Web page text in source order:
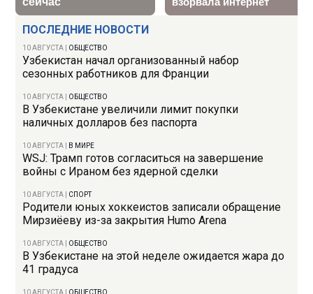
ПОСЛЕДНИЕ НОВОСТИ
10 АВГУСТА ОБЩЕСТВО
Узбекистан начал организованный набор
сезонных работников для Франции
10 АВГУСТА ОБЩЕСТВО
В Узбекистане увеличили лимит покупки
наличных долларов без паспорта
10 АВГУСТА В МИРЕ
WSJ: Трамп готов согласиться на завершение
войны с Ираном без ядерной сделки
10 АВГУСТА СПОРТ
Родители юных хоккеистов записали обращение
Мирзиёеву из-за закрытия Humo Arena
10 АВГУСТА ОБЩЕСТВО
В Узбекистане на этой неделе ожидается жара до
41 градуса
10 АВГУСТА ОБЩЕСТВО